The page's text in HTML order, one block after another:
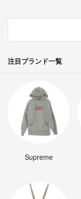
注目ブランド一覧
Supreme